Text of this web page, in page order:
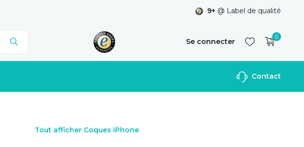
9+ @ Label de qualité
Se connecter
S'inscrire
0
Contact
Tout afficher Coques iPhone